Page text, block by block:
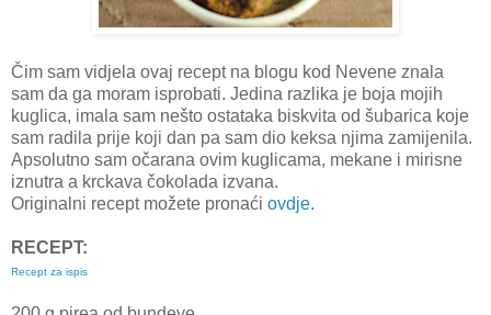
Čim sam vidjela ovaj recept na blogu kod Nevene znala
sam da ga moram isprobati. Jedina razlika je boja mojih
kuglica, imala sam nešto ostataka biskvita od šubarica koje
sam radila prije koji dan pa sam dio keksa njima zamijenila.
Apsolutno sam očarana ovim kuglicama, mekane i mirisne
iznutra a krckava čokolada izvana.
Originalni recept možete pronaći ovdje.
RECEPT:
Recept za ispis